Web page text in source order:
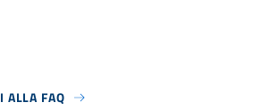
ALLA FAQ